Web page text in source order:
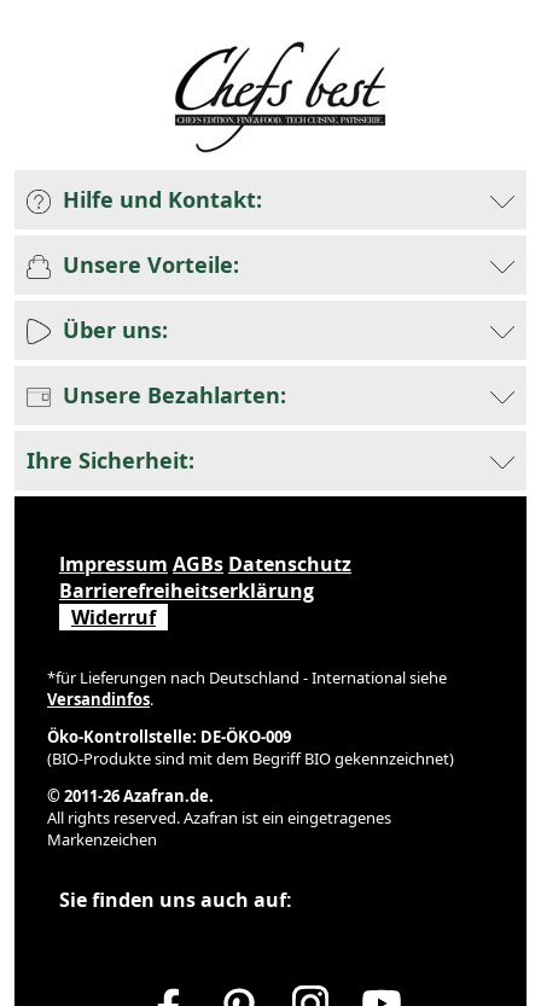
Hilfe und Kontakt:
Unsere Vorteile:
Über uns:
Unsere Bezahlarten:
Ihre Sicherheit:
Impressum AGBs Datenschutz
Barrierefreiheitserklärung
Widerruf
*für Lieferungen nach Deutschland - International siehe
Versandinfos.
Öko-Kontrollstelle: DE-ÖKO-009
(BIO-Produkte sind mit dem Begriff BIO gekennzeichnet)
© 2011-26 Azafran.de.
All rights reserved. Azafran ist ein eingetragenes
Markenzeichen
Sie finden uns auch auf: